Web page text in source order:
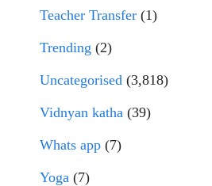
Teacher Transfer (1)
Trending (2)
Uncategorised (3,818)
Vidnyan katha (39)
Whats app (7)
Yoga (7)